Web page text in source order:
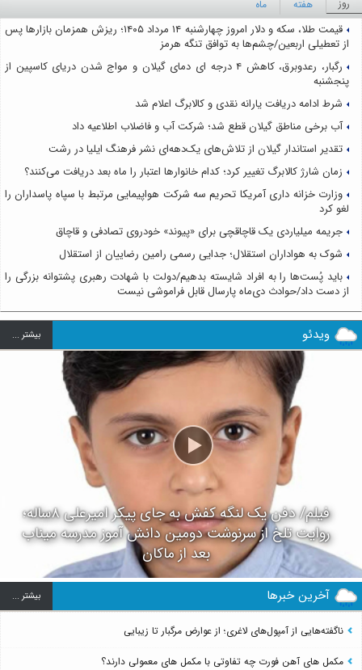
روز هفته ماه
قیمت طلا، سکه و دلار امروز چهارشنبه ۱۴ مرداد ۱۴۰۵؛ ریزش همزمان بازارها پس
از تعطیلی اربعین/چشم‌ها به توافق تنگه هرمز
رگبار، رعدوبرق، کاهش ۴ درجه ای دمای گیلان و مواج شدن دریای کاسپین از
پنجشنبه
شرط ادامه دریافت یارانه نقدی و کالابرگ اعلام شد
آب برخی مناطق گیلان قطع شد؛ شرکت آب و فاضلاب اطلاعیه داد
تقدیر استاندار گیلان از تلاش‌های یک‌دهه‌ای نشر فرهنگ ایلیا در رشت
زمان شارژ کالابرگ تغییر کرد؛ کدام خانوارها اعتبار را ماه بعد دریافت می‌کنند؟
وزارت خزانه داری آمریکا تحریم سه شرکت هواپیمایی مرتبط با سپاه پاسداران را
لغو کرد
جریمه میلیاردی یک قاچاقچی برای «پیوند» خودروی تصادفی و قاچاق
شوک به هواداران استقلال؛ جدایی رسمی رامین رضاییان از استقلال
باید پُست‌ها را به افراد شایسته بدهیم/دولت با شهادت رهبری پشتوانه بزرگی را
از دست داد/حوادث دی‌ماه پارسال قابل فراموشی نیست
ویدئو بيشتر ...
فیلم/ دفن یک لنگه کفش به جای پیکر امیرعلی ۸ساله؛
روایت تلخ از سرنوشت دومین دانش آموز مدرسه میناب
بعد از ماکان
آخرین خبرها بيشتر ...
ناگفته‌هایی از آمپول‌های لاغری؛ از عوارض مرگبار تا زیبایی
مکمل های آهن فورت چه تفاوتی با مکمل های معمولی دارند؟